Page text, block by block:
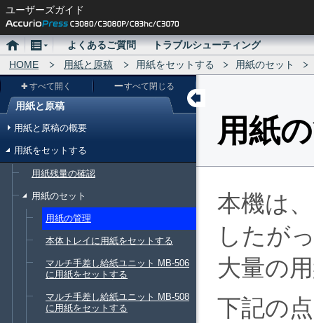
ユーザーズガイド
ホ
ー
メ
ニ
ュ
ー
よくあるご質問
トラブルシューティング
HOME
用紙と原稿 用紙をセットする 用紙のセット
メ
ュ
用紙と原稿
すべて開く すべて閉じる
用紙と原稿の概要
用紙をセットする
用紙残量の確認
用紙のセット
用紙の管理
本体トレイに用紙をセットする
マルチ手差し給紙ユニット MB-506
に用紙をセットする
マルチ手差し給紙ユニット MB-508
に用紙をセットする
用紙
本機は
したが
大量の
下記の